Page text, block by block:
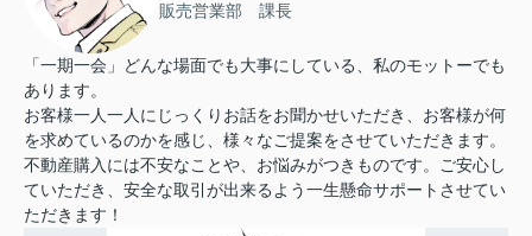
販売営業部 課長
「一期一会」どんな場面でも大事にしている、私のモットーでも
あります。
お客様一人一人にじっくりお話をお聞かせいただき、お客様が何
を求めているのかを感じ、様々なご提案をさせていただきます。
不動産購入には不安なことや、お悩みがつきものです。ご安心し
ていただき、安全な取引が出来るよう一生懸命サポートさせてい
ただきます！